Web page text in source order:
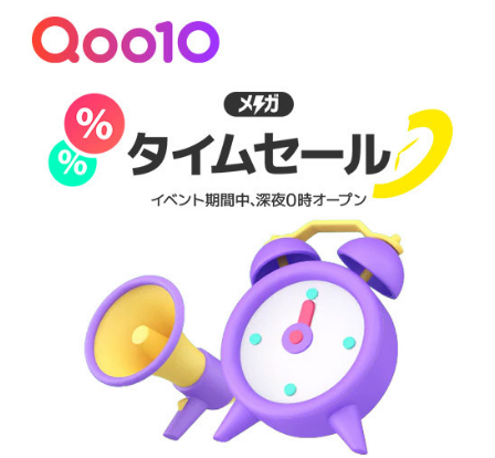
なし
期間中1人あたり1回限り適用